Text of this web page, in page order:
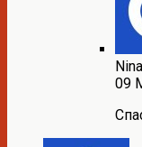
Nina
09